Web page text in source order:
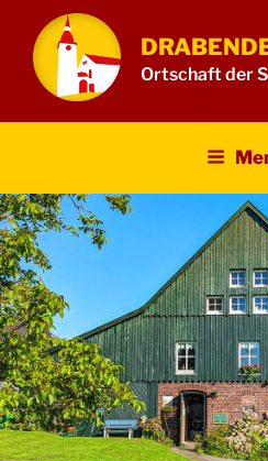
Inhalt
springen
Ortschaft der